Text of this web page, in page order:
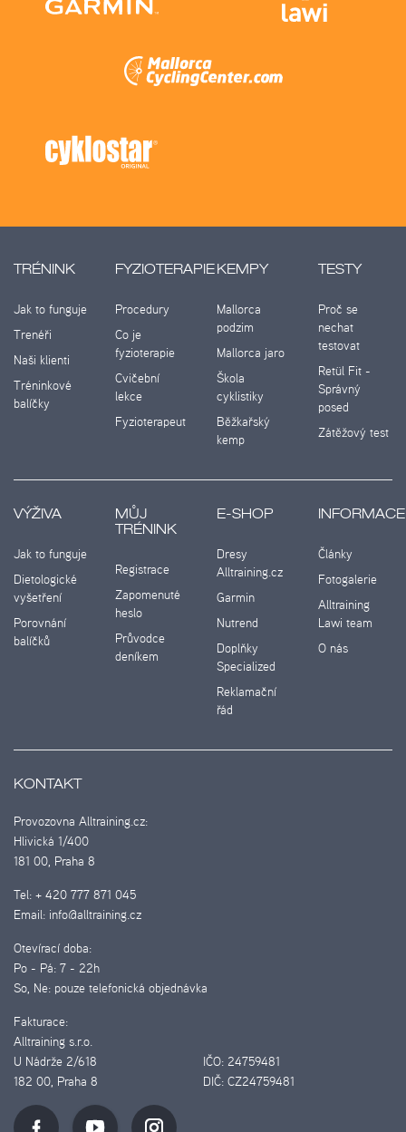
TRÉNINK
Jak to funguje
Trenéři
Naši klienti
Tréninkové
balíčky
FYZIOTERAPIE
Procedury
Co je
fyzioterapie
Cvičební
lekce
Fyzioterapeut
KEMPY
Mallorca
podzim
Mallorca jaro
Škola
cyklistiky
Běžkařský
kemp
TESTY
Proč se
nechat
testovat
Retül Fit -
Správný
posed
Zátěžový test
VÝŽIVA
Jak to funguje
Dietologické
vyšetření
Porovnání
balíčků
MŮJ
TRÉNINK
Registrace
Zapomenuté
heslo
Průvodce
deníkem
E-SHOP
Dresy
Alltraining.cz
Garmin
Nutrend
Doplňky
Specialized
Reklamační
řád
INFORMACE
Články
Fotogalerie
Alltraining
Lawi team
O nás
KONTAKT
Provozovna Alltraining.cz:
Hlivická 1/400
181 00, Praha 8
Tel: + 420 777 871 045
Email: info@alltraining.cz
Otevírací doba:
Po - Pá: 7 - 22h
So, Ne: pouze telefonická objednávka
Fakturace:
Alltraining s.r.o.
U Nádrže 2/618
IČO: 24759481
182 00, Praha 8
DIČ: CZ24759481